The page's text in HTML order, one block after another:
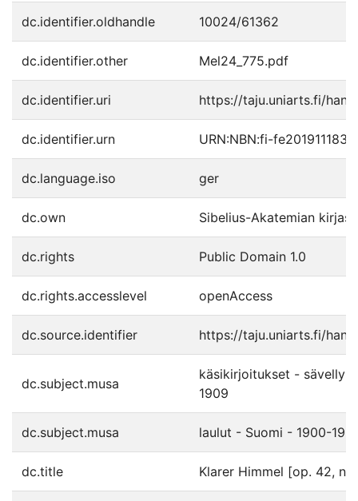
dc.identifier.oldhandle 10024/61362
dc.identifier.other Mel24_775.pdf
dc.identifier.uri https://taju.uniarts.fi/
dc.identifier.urn URN:NBN:fi-
dc.language.iso ger
dc.own Sibelius-Akatemian
dc.rights Public Domain 1.0
dc.rights.accesslevel openAccess
dc.source.identifier https://taju.uniarts.fi/
dc.subject.musa
käsikirjoitukset -
1909
dc.subject.musa laulut - Suomi - 1900-
dc.title Klarer Himmel [op. 42,